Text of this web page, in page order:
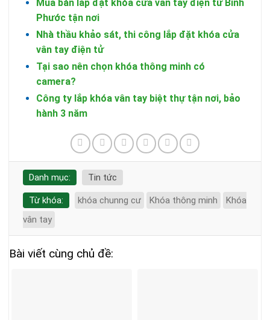
Mua bán lắp đặt khóa cửa vân tay điện tử Bình
Phước tận nơi
Nhà thầu khảo sát, thi công lắp đặt khóa cửa
vân tay điện tử
Tại sao nên chọn khóa thông minh có
camera?
Công ty lắp khóa vân tay biệt thự tận nơi, bảo
hành 3 năm
Danh mục: Tin tức
Từ khóa: khóa chunng cư Khóa thông minh
Khóa
vân tay
Bài viết cùng chủ đề: